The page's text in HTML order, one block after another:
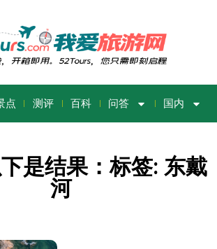
点 测评 百科 问答 国内
是结果：标签: 东戴
河